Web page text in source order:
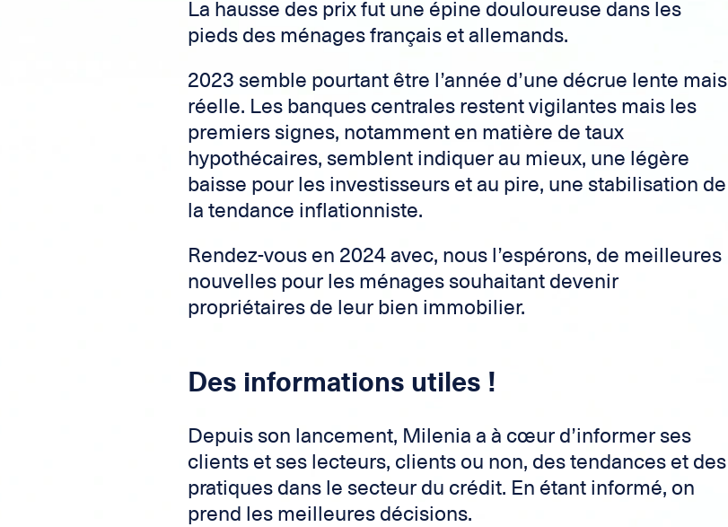
La hausse des prix fut une épine douloureuse dans les
pieds des ménages français et allemands.
2023 semble pourtant être l’année d’une décrue lente mais
réelle. Les banques centrales restent vigilantes mais les
premiers signes, notamment en matière de taux
hypothécaires, semblent indiquer au mieux, une légère
baisse pour les investisseurs et au pire, une stabilisation de
la tendance inflationniste.
Rendez-vous en 2024 avec, nous l’espérons, de meilleures
nouvelles pour les ménages souhaitant devenir
propriétaires de leur bien immobilier.
Des informations utiles !
Depuis son lancement, Milenia a à cœur d’informer ses
clients et ses lecteurs, clients ou non, des tendances et des
pratiques dans le secteur du crédit. En étant informé, on
prend les meilleures décisions.